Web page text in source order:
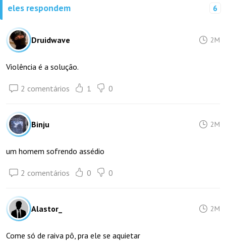
eles respondem 6
Druidwave 2M
Violência é a solução.
2 comentários 1 0
Binju 2M
um homem sofrendo assédio
2 comentários 0 0
Alastor_ 2M
Come só de raiva pô, pra ele se aquietar